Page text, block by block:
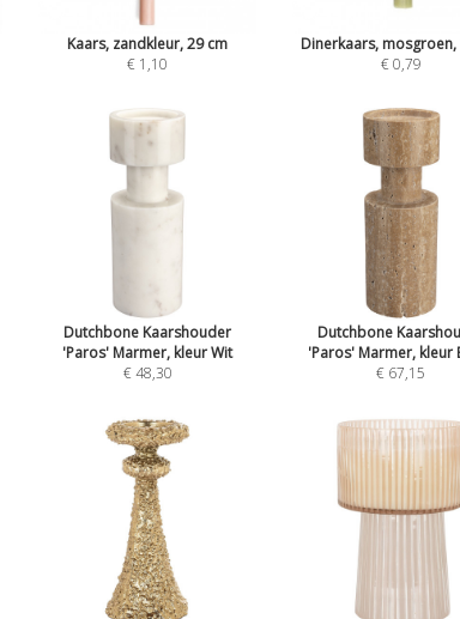
Kaars, zandkleur, 29 cm
€ 1,10
Dinerkaars, mosgroen,
€ 0,79
Dutchbone Kaarshouder
'Paros' Marmer, kleur Wit
€ 48,30
Dutchbone
'Paros' Marmer, kleur
€ 67,15